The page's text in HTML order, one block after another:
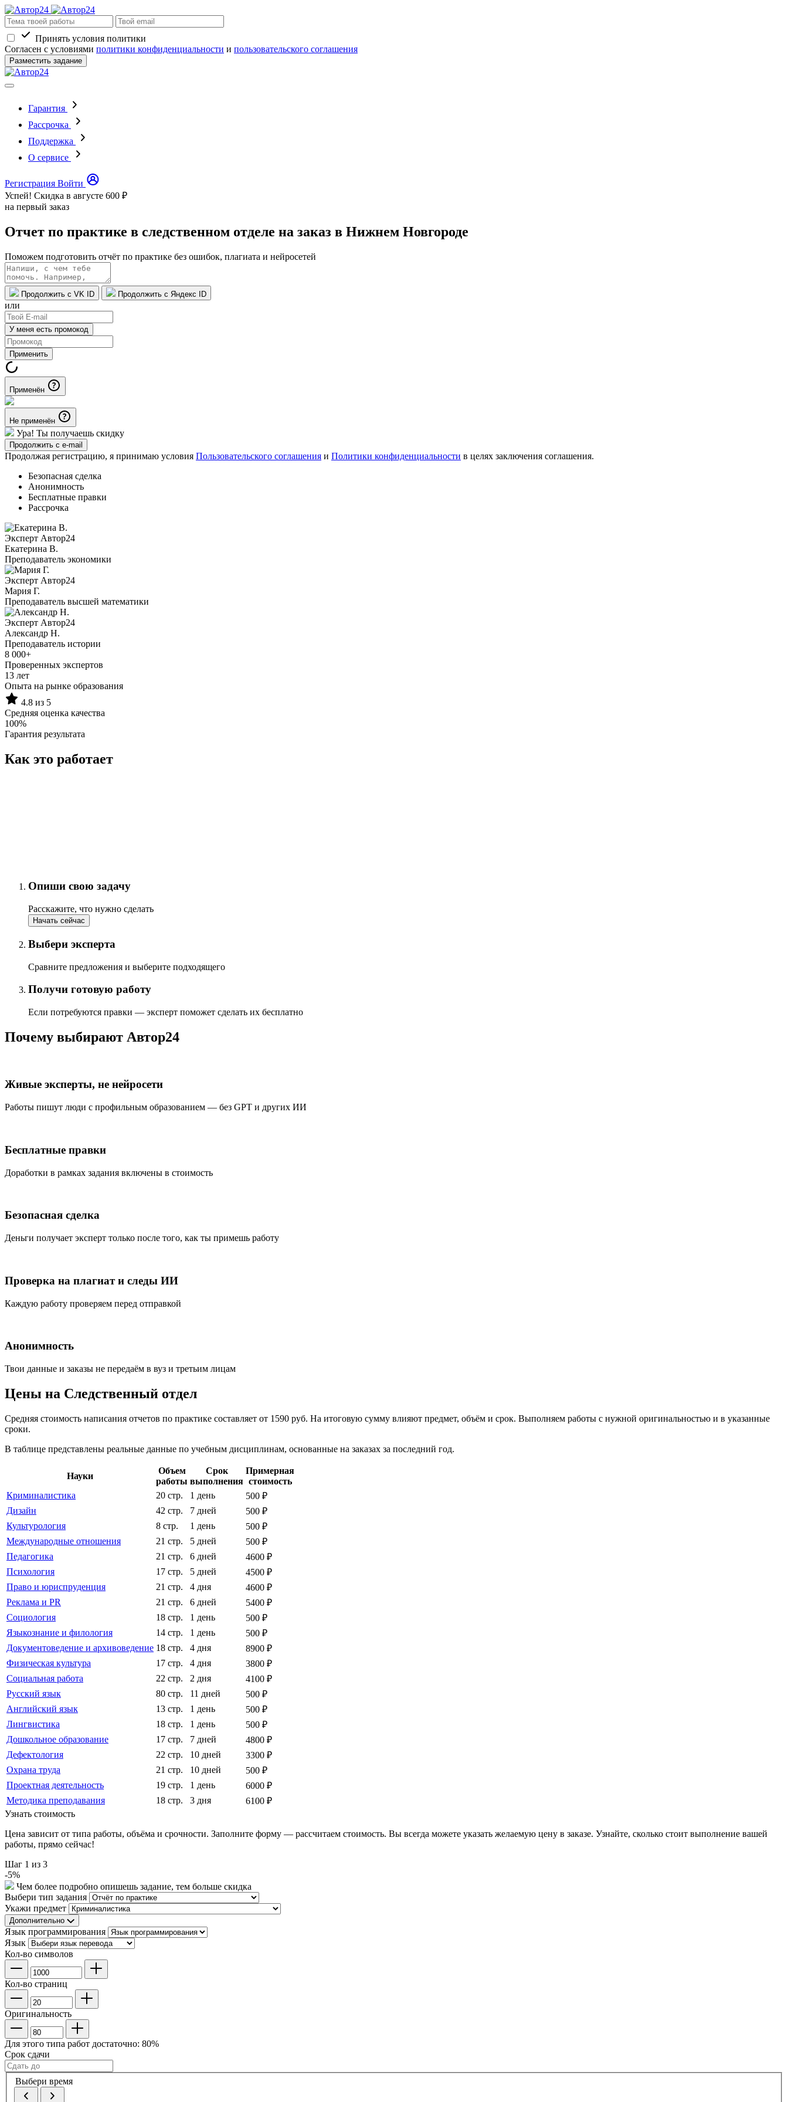
Принять условия политики
Согласен с условиями политики конфиденциальности и пользовательского соглашения
Разместить задание
Гарантия
Рассрочка
Поддержка
О сервисе
Регистрация Войти
Успей! Скидка в августе 600 ₽
на первый заказ
Отчет по практике в следственном отделе на заказ в Нижнем Новгороде
Поможем подготовить отчёт по практике без ошибок, плагиата и нейросетей
Продолжить с VK ID Продолжить с Яндекс ID
или
У меня есть промокод
Применить
Применён
Не применён
Ура! Ты получаешь скидку
Продолжить с e-mail
Продолжая регистрацию, я принимаю условия Пользовательского соглашения и Политики конфиденциальности в целях заключения соглашения.
Безопасная сделка
Анонимность
Бесплатные правки
Рассрочка
Эксперт Автор24
Екатерина B.
Преподаватель экономики
Эксперт Автор24
Мария Г.
Преподаватель высшей математики
Эксперт Автор24
Александр Н.
Преподаватель истории
8 000+
Проверенных экспертов
13 лет
Опыта на рынке образования
4.8 из 5
Средняя оценка качества
100%
Гарантия результата
Как это работает
Опиши свою задачу
Расскажите, что нужно сделать
Начать сейчас
Выбери эксперта
Сравните предложения и выберите подходящего
Получи готовую работу
Если потребуются правки — эксперт поможет сделать их бесплатно
Почему выбирают Автор24
Живые эксперты, не нейросети
Работы пишут люди с профильным образованием — без GPT и других ИИ
Бесплатные правки
Доработки в рамках задания включены в стоимость
Безопасная сделка
Деньги получает эксперт только после того, как ты примешь работу
Проверка на плагиат и следы ИИ
Каждую работу проверяем перед отправкой
Анонимность
Твои данные и заказы не передаём в вуз и третьим лицам
Цены на Следственный отдел
Средняя стоимость написания отчетов по практике составляет от 1590 руб. На итоговую сумму влияют предмет, объём и срок. Выполняем работы с нужной оригинальностью и в указанные
сроки.
В таблице представлены реальные данные по учебным дисциплинам, основанные на заказах за последний год.
Науки
Объем
работы
Срок
выполнения
Примерная
стоимость
Криминалистика
20 стр. 1 день
500 ₽
Дизайн
42 стр. 7 дней
500 ₽
Культурология
8 стр. 1 день
500 ₽
Международные отношения
21 стр. 5 дней
500 ₽
Педагогика
21 стр. 6 дней
4600 ₽
Психология
17 стр. 5 дней
4500 ₽
Право и юриспруденция
21 стр. 4 дня
4600 ₽
Реклама и PR
21 стр. 6 дней
5400 ₽
Социология
18 стр. 1 день
500 ₽
Языкознание и филология
14 стр. 1 день
500 ₽
Документоведение и архивоведение 18 стр. 4 дня
8900 ₽
Физическая культура
17 стр. 4 дня
3800 ₽
Социальная работа
22 стр. 2 дня
4100 ₽
Русский язык
80 стр. 11 дней
500 ₽
Английский язык
13 стр. 1 день
500 ₽
Лингвистика
18 стр. 1 день
500 ₽
Дошкольное образование
17 стр. 7 дней
4800 ₽
Дефектология
22 стр. 10 дней
3300 ₽
Охрана труда
21 стр. 10 дней
500 ₽
Проектная деятельность
19 стр. 1 день
6000 ₽
Методика преподавания
18 стр. 3 дня
6100 ₽
Узнать стоимость
Цена зависит от типа работы, объёма и срочности. Заполните форму — рассчитаем стоимость. Вы всегда можете указать желаемую цену в заказе. Узнайте, сколько стоит выполнение вашей
работы, прямо сейчас!
Шаг 1 из 3
-5%
Чем более подробно опишешь задание, тем больше скидка
Выбери тип задания
Укажи предмет
Дополнительно
Язык программирования
Язык
Кол-во символов
Кол-во страниц
Оригинальность
Для этого типа работ достаточно: 80%
Срок сдачи
Выбери время